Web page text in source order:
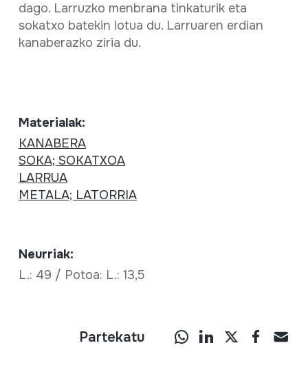
dago. Larruzko menbrana tinkaturik eta
sokatxo batekin lotua du. Larruaren erdian
kanaberazko ziria du.
Materialak:
KANABERA
SOKA; SOKATXOA
LARRUA
METALA; LATORRIA
Neurriak:
L.: 49 / Potoa: L.: 13,5
Partekatu